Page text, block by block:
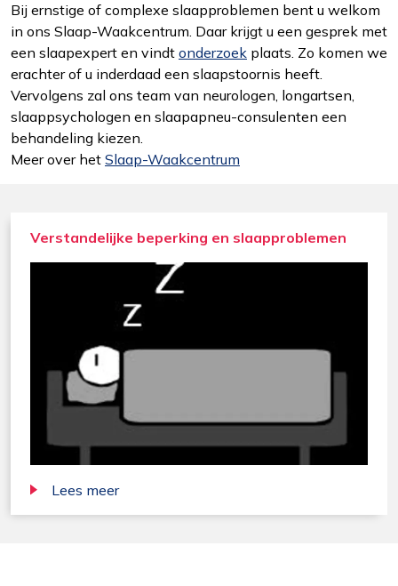
Statistieken
Ook de cookies plaatsen die nodig zijn om te
zien of wij de juiste doelgroep bereiken.
Interesses
Om het gebruik van de website af te
stemmen op uw wensen en interesses.
Bij ernstige of complexe slaapproblemen bent u welkom
in ons Slaap-Waakcentrum. Daar krijgt u een gesprek met
een slaapexpert en vindt onderzoek plaats. Zo komen we
erachter of u inderdaad een slaapstoornis heeft.
Vervolgens zal ons team van neurologen, longartsen,
slaappsychologen en slaapapneu-consulenten een
behandeling kiezen.
Meer over het Slaap-Waakcentrum
Verstandelijke beperking en slaapproblemen
Lees meer